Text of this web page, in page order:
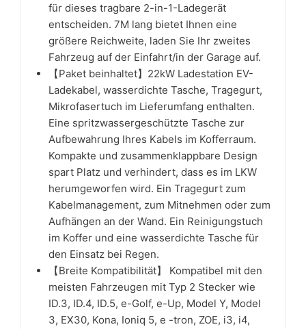
für dieses tragbare 2-in-1-Ladegerät
entscheiden. 7M lang bietet Ihnen eine
größere Reichweite, laden Sie Ihr zweites
Fahrzeug auf der Einfahrt/in der Garage auf.
【Paket beinhaltet】22kW Ladestation EV-
Ladekabel, wasserdichte Tasche, Tragegurt,
Mikrofasertuch im Lieferumfang enthalten.
Eine spritzwassergeschützte Tasche zur
Aufbewahrung Ihres Kabels im Kofferraum.
Kompakte und zusammenklappbare Design
spart Platz und verhindert, dass es im LKW
herumgeworfen wird. Ein Tragegurt zum
Kabelmanagement, zum Mitnehmen oder zum
Aufhängen an der Wand. Ein Reinigungstuch
im Koffer und eine wasserdichte Tasche für
den Einsatz bei Regen.
【Breite Kompatibilität】 Kompatibel mit den
meisten Fahrzeugen mit Typ 2 Stecker wie
ID.3, ID.4, ID.5, e-Golf, e-Up, Model Y, Model
3, EX30, Kona, Ioniq 5, e -tron, ZOE, i3, i4,